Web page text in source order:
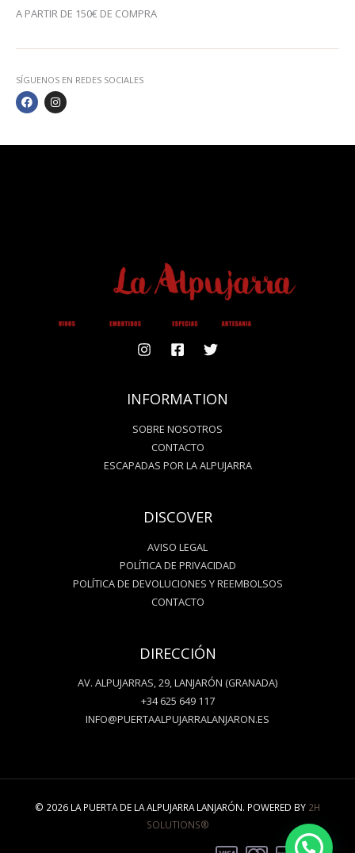
A PARTIR DE 150€ DE COMPRA
SÍGUENOS EN REDES SOCIALES
F
A
C
I
N
S
INFORMATION
SOBRE NOSOTROS
CONTACTO
ESCAPADAS POR LA ALPUJARRA
DISCOVER
AVISO LEGAL
POLÍTICA DE PRIVACIDAD
POLÍTICA DE DEVOLUCIONES Y REEMBOLSOS
CONTACTO
DIRECCIÓN
AV. ALPUJARRAS, 29, LANJARÓN (GRANADA)
+34 625 649 117
INFO@PUERTAALPUJARRALANJARON.ES
© 2026 LA PUERTA DE LA ALPUJARRA LANJARÓN. POWERED BY 2H
SOLUTIONS®